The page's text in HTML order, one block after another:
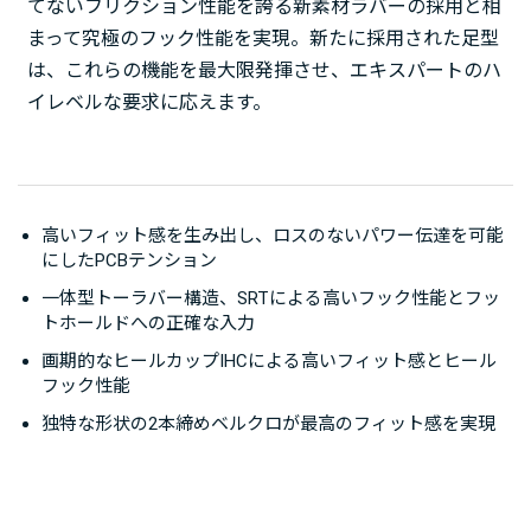
てないフリクション性能を誇る新素材ラバーの採用と相
まって究極のフック性能を実現。新たに採用された足型
は、これらの機能を最大限発揮させ、エキスパートのハ
イレベルな要求に応えます。
高いフィット感を生み出し、ロスのないパワー伝達を可能
にしたPCBテンション
一体型トーラバー構造、SRTによる高いフック性能とフッ
トホールドへの正確な入力
画期的なヒールカップIHCによる高いフィット感とヒール
フック性能
独特な形状の2本締めベルクロが最高のフィット感を実現